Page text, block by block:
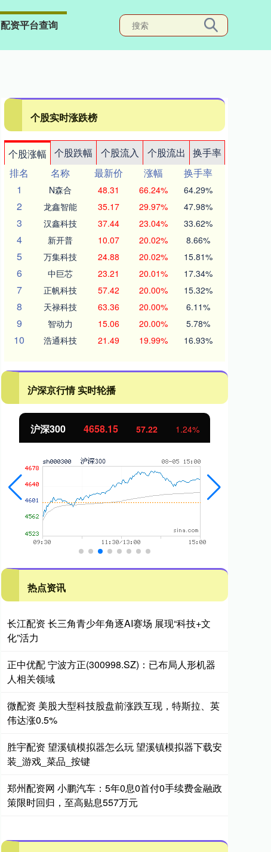
配资平台查询
个股实时涨跌榜
个股涨幅 个股跌幅 个股流入 个股流出
换手率
排名
名称 最新价 涨幅
换手率
1
N森合 48.31 66.24% 64.29%
2 龙鑫智能 35.17 29.97% 47.98%
3 汉鑫科技 37.44 23.04% 33.62%
4 新开普 10.07 20.02% 8.66%
5 万集科技 24.88 20.02% 15.81%
6 中巨芯 23.21 20.01% 17.34%
7 正帆科技 57.42 20.00% 15.32%
8 天禄科技 63.36 20.00% 6.11%
9 智动力 15.06 20.00% 5.78%
10 浩通科技 21.49 19.99% 16.93%
沪深京行情 实时轮播
沪深300 4658.15 57.22 1.24%
热点资讯
长江配资 长三角青少年角逐AI赛场 展现“科技+文
化”活力
正中优配 宁波方正(300998.SZ)：已布局人形机器
人相关领域
微配资 美股大型科技股盘前涨跌互现，特斯拉、英
伟达涨0.5%
胜宇配资 望溪镇模拟器怎么玩 望溪镇模拟器下载安
装_游戏_菜品_按键
郑州配资网 小鹏汽车：5年0息0首付0手续费金融政
策限时回归，至高贴息557万元